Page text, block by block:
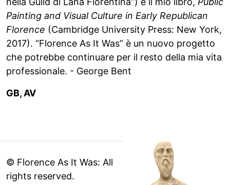
Painting and Visual Culture in Early Republican
Florence (Cambridge University Press: New York,
2017). “Florence As It Was” è un nuovo progetto
che potrebbe continuare per il resto della mia vita
professionale. - George Bent
GB, AV
© Florence As It Was: All
rights reserved.